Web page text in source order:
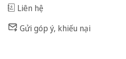
Liên hệ
Gửi góp ý, khiếu nại